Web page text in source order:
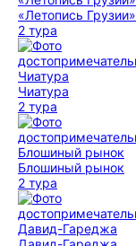
«Летопись Грузии»
2 тура
Чиатура
2 тура
Блошиный рынок
2 тура